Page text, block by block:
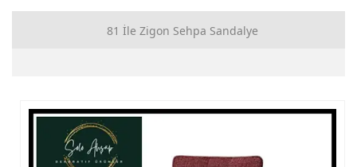
81 İle Zigon Sehpa Sandalye